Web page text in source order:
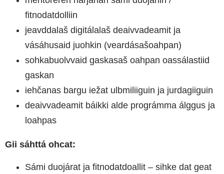
fitnodatdolliin
jeavddalaš digitálalaš deaivvadeamit ja
vásáhusaid juohkin (veardásašoahpan)
sohkabuolvvaid gaskasaš oahpan oassálastiid
gaskan
iehčanas bargu iežat ulbmiliiguin ja jurdagiiguin
deaivvadeamit báikki alde prográmma álggus ja
loahpas
Gii sáhttá ohcat:
Sámi duojárat ja fitnodatdoallit – sihke dat geat